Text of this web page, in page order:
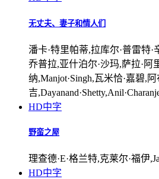
无丈夫、妻子和情人们
潘卡·特里帕蒂,拉库尔·普雷特·
乔普拉,亚什泊尔·沙玛,萨拉·阿
纳,Manjot·Singh,瓦米恰·嘉碧,
吉
HD中字
野蛮之屋
理查德·E·格兰特,克莱尔·福伊
HD中字